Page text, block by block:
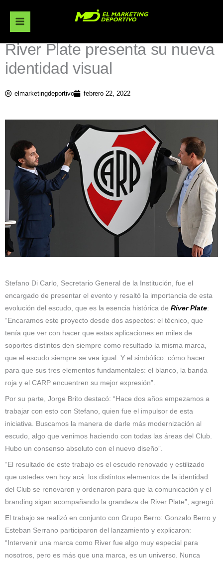
contenido
River Plate presenta su nueva
identidad visual
elmarketingdeportivo febrero 22, 2022
Stefano Di Carlo, Secretario General de la Institución, fue el
encargado de presentar el evento y resaltó la importancia de esta
evolución del escudo, que es la esencia histórica de River Plate:
“Encaramos este proyecto desde dos aspectos: el técnico, que
tenía que ver con hacer que estas aplicaciones en miles de
soportes distintos den siempre como resultado la misma marca,
que el escudo siempre se vea igual. Y el simbólico: cómo hacer
para que sus tres elementos fundamentales: el blanco, la banda
roja y el CARP encuentren su mejor expresión”.
Por su parte, Jorge Brito destacó: “Hace dos años empezamos a
trabajar con esto con Stefano, quien fue el impulsor de esta
iniciativa. Buscamos la manera de darle más modernización al
escudo, algo que venimos haciendo con todas las áreas del Club.
Hubo un consenso absoluto con el nuevo diseño”.
“El resultado de este trabajo es el escudo renovado y estilizado
que ustedes ven hoy acá: los distintos elementos de la identidad
del Club se renovaron y ordenaron para que la comunicación y el
branding sigan acompañando la grandeza de River Plate”, agregó.
El trabajo se realizó en conjunto con Grupo Berro: Gonzalo Berro y
Esteban Serrano participaron del lanzamiento y explicaron:
“Intervenir una marca como River fue algo muy especial para
nosotros, pero es más que una marca, es un universo. Nunca